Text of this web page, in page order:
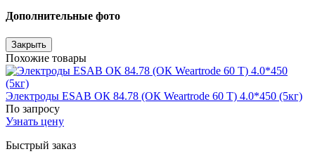
Дополнительные фото
Закрыть
Похожие товары
Электроды ESAB ОК 84.78 (ОК Weartrode 60 T) 4.0*450 (5кг)
По запросу
Узнать цену
Быстрый заказ